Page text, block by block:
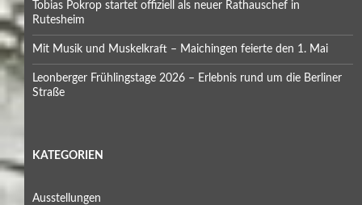
Tobias Pokrop startet offiziell als neuer Rathauschef in
Rutesheim
Mit Musik und Muskelkraft – Maichingen feierte den 1. Mai
Leonberger Frühlingstage 2026 – Erlebnis rund um die Berliner
Straße
KATEGORIEN
Ausstellungen